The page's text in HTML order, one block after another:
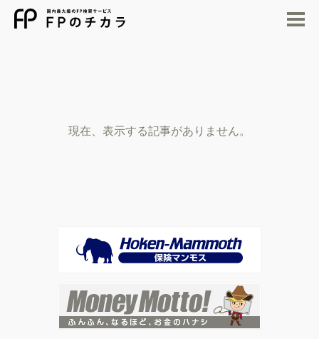
現在、表示する記事がありません。